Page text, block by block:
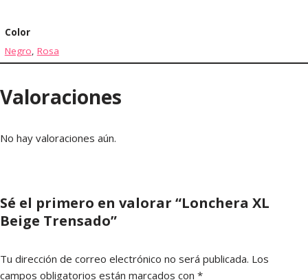
Color
Negro, Rosa
Valoraciones
No hay valoraciones aún.
Sé el primero en valorar “Lonchera XL
Beige Trensado”
Tu dirección de correo electrónico no será publicada. Los
campos obligatorios están marcados con *